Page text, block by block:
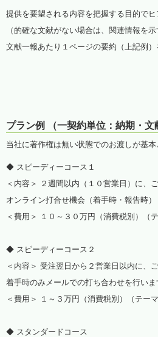
提供を要望される内容を把握する目的で
（的確な文献がない場合は、関連情報を示
文献一報あたり１ページの要約（上記例
プラン例 （一契約単位：納期・
当社に著作権は無い状態でのお渡しが基
◆ スピーディーコース１
＜内容＞ ２週間以内（１０営業日）に、
オンライン打合せ機会（着手時・報告時）
＜費用＞ １０～３０万円（消費税別）（
◆ スピーディーコース２
＜内容＞ 受注翌日から２営業日以内に、
着手時のみメールでの打ち合わせを行いま
＜費用＞ １～３万円（消費税別）（テー
◆ スタンダードコース